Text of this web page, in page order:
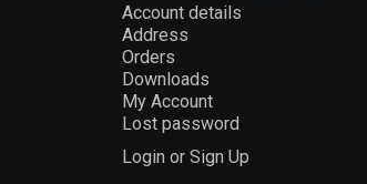
Account details
Address
Orders
Downloads
My Account
Lost password
Login or Sign Up